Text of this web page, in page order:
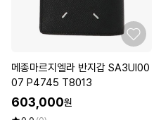
메종마르지엘라 반지갑 SA3UI00
07 P4745 T8013
603,000원